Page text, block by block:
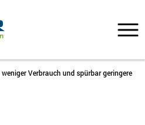
weniger Verbrauch und spürbar geringere